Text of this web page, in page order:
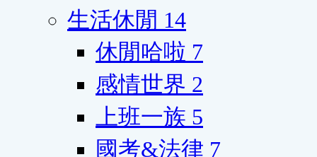
生活休閒 14
休閒哈啦 7
感情世界 2
上班一族 5
國考&法律 7